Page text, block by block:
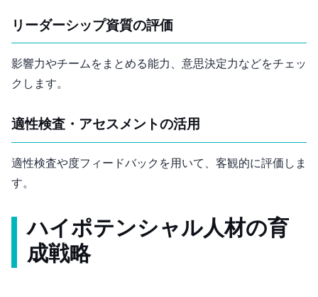
リーダーシップ資質の評価
影響力やチームをまとめる能力、意思決定力などをチェッ
クします。
適性検査・アセスメントの活用
適性検査や360度フィードバックを用いて、客観的に評価しま
す。
ハイポテンシャル人材の育
成戦略